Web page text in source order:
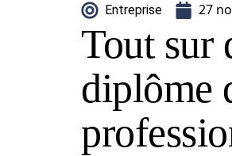
Entreprise 27
Tout sur
diplôme